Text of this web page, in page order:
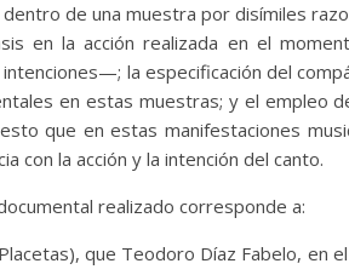
de una muestra por disímiles
en la acción realizada en el
la especificación del
en estas muestras; y el empleo
que en estas manifestaciones
con la acción y la intención del canto.
realizado corresponde a:
que Teodoro Díaz Fabelo, en el